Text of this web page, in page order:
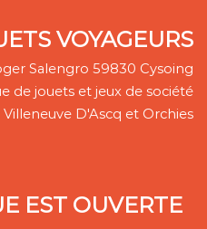
VOYAGEURS
Salengro 59830 Cysoing
de jouets et jeux de société
D'Ascq et Orchies
EST OUVERTE